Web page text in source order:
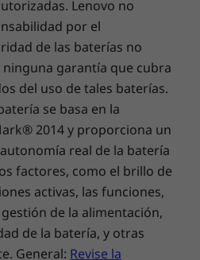
de 50 MP2y
El software
hacer fotografías
sin esfuerzo.
todo lo que
ves
agua*
con certificación IP54 6
Lenovo no
por el
de las baterías no
garantía que cubra
del uso de tales baterías.
se basa en la
2014 y proporciona un
real de la batería
factores, como el brillo de
activas, las funciones,
de la alimentación,
de la batería, y otras
General: Revise la